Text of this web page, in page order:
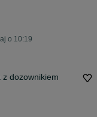
o 10:19